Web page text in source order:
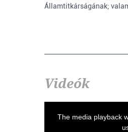
Államtitkárságának;
Videók
The media playback